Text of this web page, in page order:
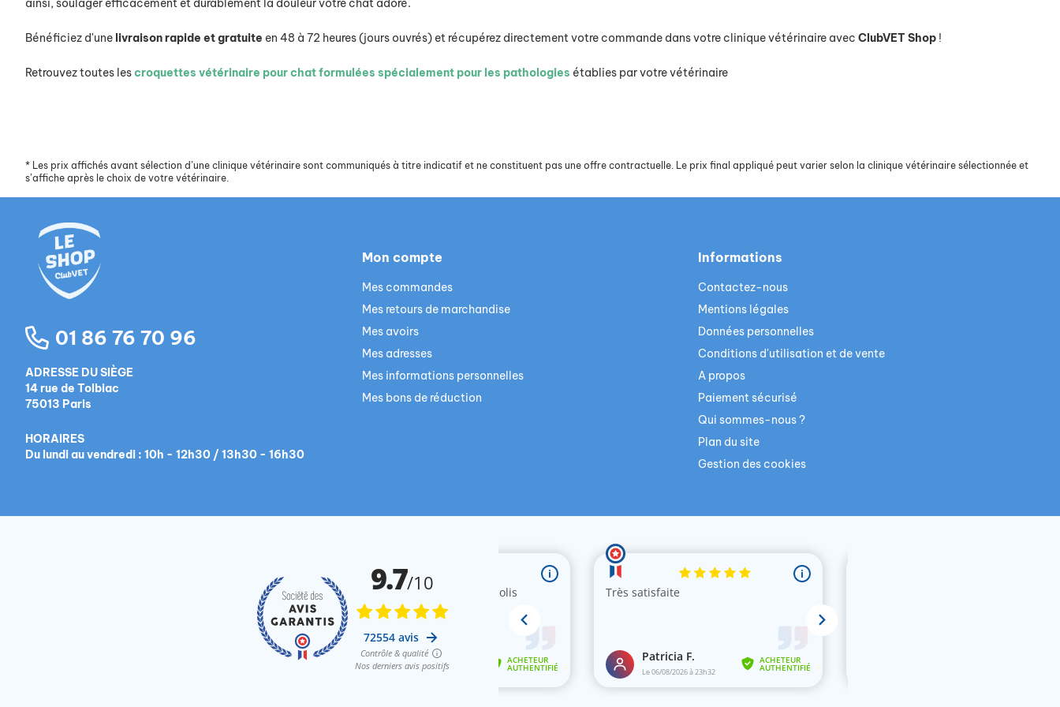
ainsi, soulager efficacement et durablement la douleur votre chat adoré.
Bénéficiez d'une livraisonrapide etgratuite en 48 à 72 heures (jours ouvrés) et récupérez directement votre commande dans votre clinique vétérinaire avec ClubVET Shop !
Retrouvez toutes lescroquettes vétérinaire pour chat formulées spécialement pour les pathologies établies par votre vétérinaire
* Les prix affichés avant sélection d’une clinique vétérinaire sont communiqués à titre indicatif et ne constituent pas une offre contractuelle. Le prix final appliqué peut varier selon la clinique vétérinaire sélectionnée et
s’affiche après le choix de votre vétérinaire.
01 86 76 70 96
ADRESSE DU SIÈGE
14 rue de Tolbiac
75013 Paris
HORAIRES
Du lundi au vendredi : 10h - 12h30 / 13h30 - 16h30
Mon compte
Mes commandes
Mes retours de marchandise
Mes avoirs
Mes adresses
Mes informations personnelles
Mes bons de réduction
Informations
Contactez-nous
Mentions légales
Données personnelles
Conditions d'utilisation et de vente
A propos
Paiement sécurisé
Qui sommes-nous ?
Plan du site
Gestion des cookies